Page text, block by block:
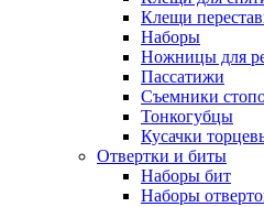
Клещи
Наборы
Ножницы для
Пассатижи
Съемники
Тонкогубцы
Кусачки
Отвертки и биты
Наборы бит
Наборы